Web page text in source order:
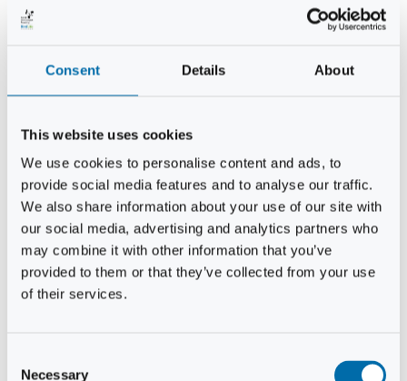
Consent Details About
This website uses cookies
We use cookies to personalise content and ads, to
provide social media features and to analyse our traffic.
We also share information about your use of our site with
our social media, advertising and analytics partners who
may combine it with other information that you’ve
provided to them or that they’ve collected from your use
of their services.
Necessary
Christian Hjorth
Niels Thomas Rosenberg
Benny Gensbøl
Bent Jakobsen
Svend Andersen
Bent Wigh
Jens-Kjeld Jensen
Jon Fjeldså
William Carøe Aarestrup
Erik Mølgaard